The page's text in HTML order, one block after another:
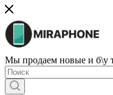
Мы продаем новые и б\у